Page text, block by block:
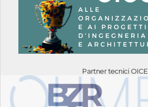
Partner tecnici OICE